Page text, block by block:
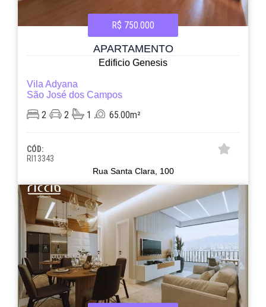
R$ 750.000
APARTAMENTO
Edificio Genesis
Vila Adyana
São José dos Campos
2 2 1 65.00m²
CÓD:
RI13343
Rua Santa Clara, 100